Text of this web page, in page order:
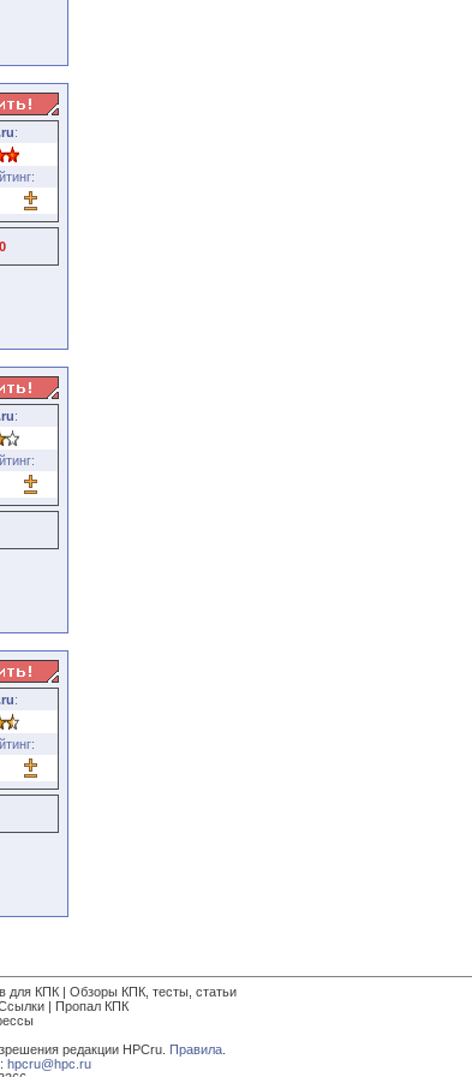
:
:
:
для КПК | Обзоры КПК, тесты, статьи
| Пропал КПК
редакции HPCru. Правила.
hpcru@hpc.ru